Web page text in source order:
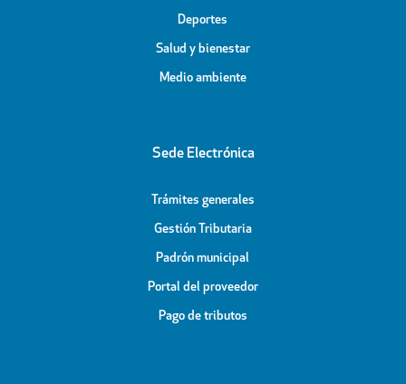
Deportes
Salud y bienestar
Medio ambiente
Sede Electrónica
Trámites generales
Gestión Tributaria
Padrón municipal
Portal del proveedor
Pago de tributos